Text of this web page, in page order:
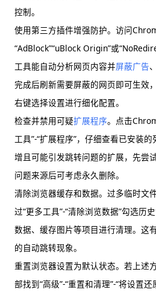
控制。
使用第三方插件增强防护。访问
“AdBlock”“uBlock Origin”或
工具能自动分析网页内容并屏蔽广告
完成后刷新需要屏蔽的网页即可生效
右键选择设置进行细化配置。
检查并禁用可疑扩展程序。点击
工具”-“扩展程序”，仔细查看已安装
增且可能引发跳转问题的扩展，先尝
问题来源后可考虑永久删除。
清除浏览器缓存和数据。过多临时文
过“更多工具”-“清除浏览数据”勾选历
数据、缓存图片等项目进行清理。这
的自动跳转现象。
重置浏览器设置为默认状态。若上述
部找到“高级”-“重置和清理”-“将设置